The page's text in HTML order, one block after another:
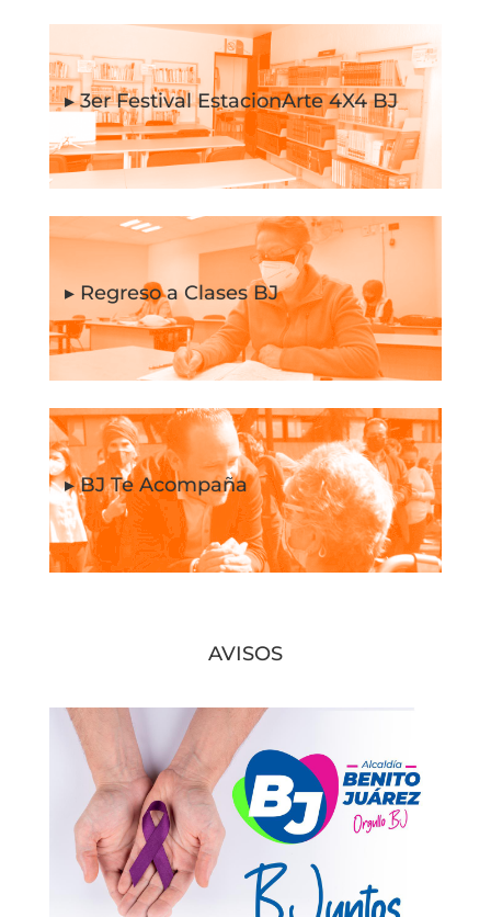
▸ 3er Festival EstacionArte 4X4 BJ
▸ Regreso a Clases BJ
▸ BJ Te Acompaña
AVISOS